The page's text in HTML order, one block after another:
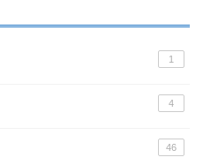
1
4
46